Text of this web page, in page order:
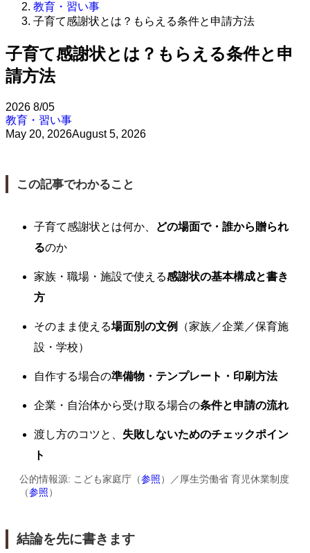
教育・習い事
子育て感謝状とは？もらえる条件と申請方法
子育て感謝状とは？もらえる条件と申
請方法
2026 8/05
教育・習い事
May 20, 2026August 5, 2026
この記事でわかること
子育て感謝状とは何か、
どの場面で・誰から贈られ
るのか
家族・職場・施設で使える感謝状の基本構成と書き
方
そのまま使える場面別の文例
（家族／企業／保育施
設・学校）
自作する場合の準備物・テンプレート・印刷方法
企業・自治体から受け取る場合の条件と申請の流れ
渡し方のコツと、 失敗しないためのチェックポイン
ト
公的情報源: こども家庭庁（参照）／厚生労働省 育児休業制度
（参照）
結論を先に書きます